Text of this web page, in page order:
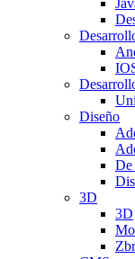
Diseño
De
3D
3D